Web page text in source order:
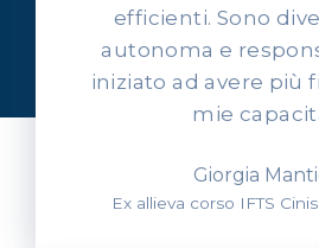
Ascolta
nostri
efficienti. Sono
autonoma e
iniziato ad avere più
mie
Giorgia
Ex allieva corso IFTS